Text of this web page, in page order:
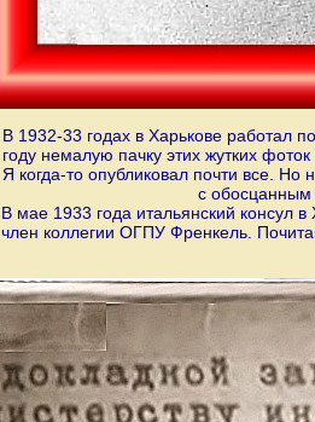
В 1932-33 годах в Харькове работал
году немалую пачку этих жутких
Я когда-то опубликовал почти все. Но
с обосцанным
В мае 1933 года итальянский консул
член коллегии ОГПУ Френкель.